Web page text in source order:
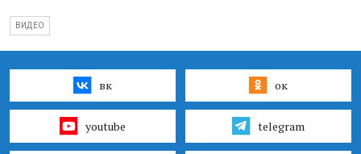
ВИДЕО
вк ок
youtube telegram